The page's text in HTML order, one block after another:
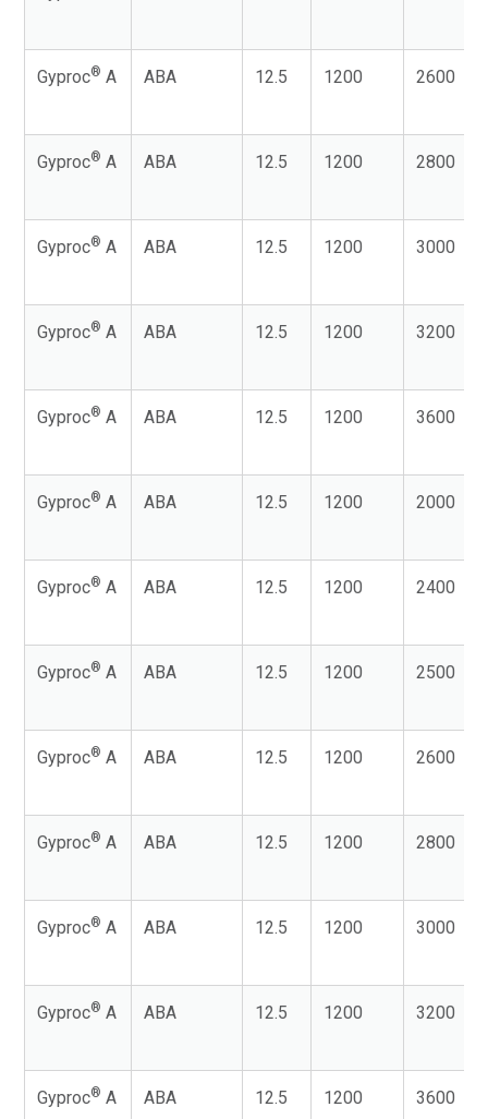
Gyproc® A ABA 12.5 1200 2600
Gyproc® A ABA 12.5 1200 2800
Gyproc® A ABA 12.5 1200 3000
Gyproc® A ABA 12.5 1200 3200
Gyproc® A ABA 12.5 1200 3600
Gyproc® A ABA 12.5 1200 2000
Gyproc® A ABA 12.5 1200 2400
Gyproc® A ABA 12.5 1200 2500
Gyproc® A ABA 12.5 1200 2600
Gyproc® A ABA 12.5 1200 2800
Gyproc® A ABA 12.5 1200 3000
Gyproc® A ABA 12.5 1200 3200
Gyproc® A ABA 12.5 1200 3600